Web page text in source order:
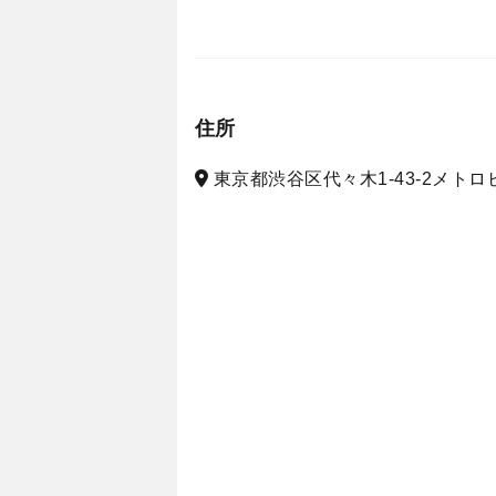
住所
東京都渋谷区代々木1-43-2メトロ